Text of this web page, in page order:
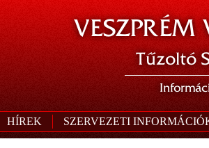
VESZPRÉM
Tűzoltó
HÍREK SZERVEZETI